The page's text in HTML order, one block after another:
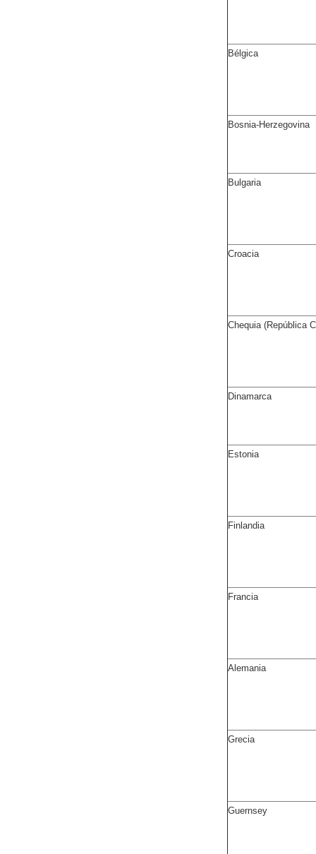
Bélgica
Bosnia-Herzegovina
Bulgaria
Croacia
Chequia (República
Dinamarca
Estonia
Finlandia
Francia
Alemania
Grecia
Guernsey